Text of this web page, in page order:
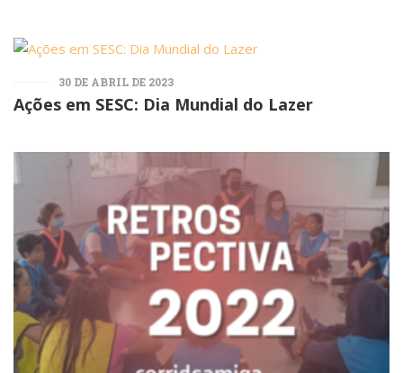
30 DE ABRIL DE 2023
Ações em SESC: Dia Mundial do Lazer